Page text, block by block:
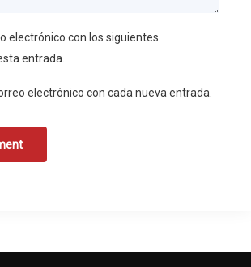
electrónico con los siguientes
entrada.
electrónico con cada nueva entrada.